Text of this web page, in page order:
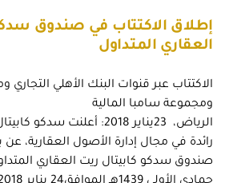
إطلاق الاكتتاب في صندوق
العقاري المتداول
الاكتتاب عبر قنوات البنك الأهلي
ومجموعة سامبا المالية
الرياض، 23يناير 2018:
رائدة في مجال إدارة الأصول العقارية،